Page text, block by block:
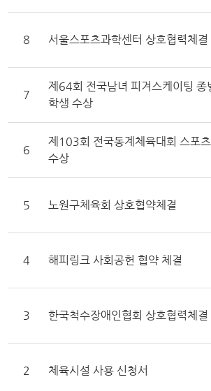
8 서울스포츠과학센터 상호협력체결
7
제64회 전국남녀 피겨스케이팅 종
학생 수상
6
제103회 전국동계체육대회 스포
수상
5 노원구체육회 상호협약체결
4 해피링크 사회공헌 협약 체결
3 한국척수장애인협회 상호협력체결
2 체육시설 사용 신청서